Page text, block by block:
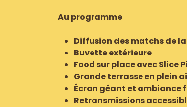
Au programme
Diffusion des matchs de
Buvette extérieure
Food sur place avec Slice
Grande terrasse en plein
Écran géant et ambiance
Retransmissions